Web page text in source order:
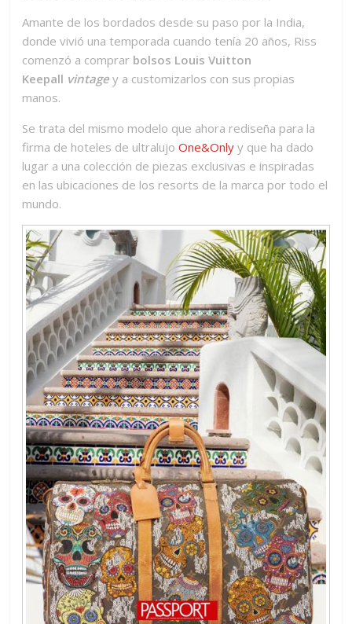
Amante de los bordados desde su paso por la India,
donde vivió una temporada cuando tenía 20 años, Riss
comenzó a comprar bolsos Louis Vuitton
Keepall vintage y a customizarlos con sus propias
manos.
Se trata del mismo modelo que ahora rediseña para la
firma de hoteles de ultralujoOne&Only y que ha dado
lugar a una colección de piezas exclusivas e inspiradas
en las ubicaciones de los resorts de la marca por todo el
mundo.